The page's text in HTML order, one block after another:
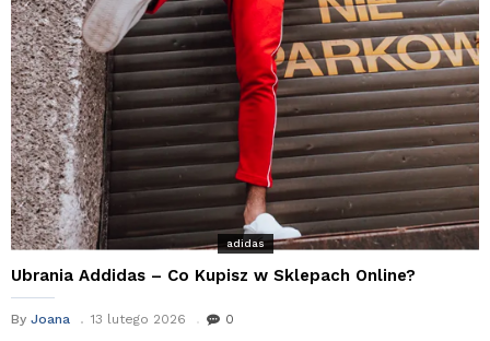
adidas
Ubrania Addidas – Co Kupisz w Sklepach Online?
By Joana 13 lutego 2026 0